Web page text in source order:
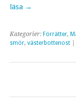
läsa →
Kategorier: Förrätter,
smör, västerbottenost